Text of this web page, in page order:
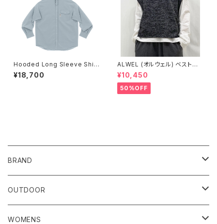
Hooded Long Sleeve Shirt
Sky Haze フーデッド ロング
スリーブ シャツ RIDGE MOUN
¥18,700
ALWEL (オルウェル) ベスト S
FM-1 VEST
¥10,450
50%OFF
BRAND
RIDGE MOUNTAIN GEAR
CAP/HAT
HOUDINI／フーディニ
OUTDOOR
RIDGE MOUNTAIN GEAR
WOMENS